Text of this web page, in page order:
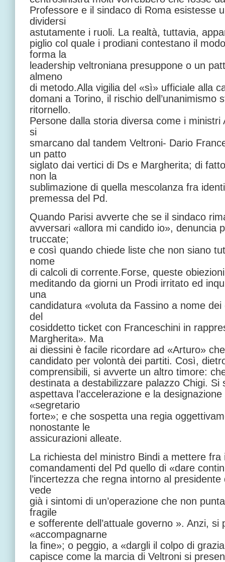
Professore e il sindaco di Roma esistesse
dividersi
astutamente i ruoli. La realtà, tuttavia,
piglio col quale i prodiani contestano il
forma la
leadership veltroniana presuppone o un
almeno
di metodo.Alla vigilia del «sì» ufficiale alla
domani a Torino, il rischio dell’unanimismo
ritornello.
Persone dalla storia diversa come i ministri
si
smarcano dal tandem Veltroni- Dario
un patto
siglato dai vertici di Ds e Margherita; di
non la
sublimazione di quella mescolanza fra
premessa del Pd.
Quando Parisi avverte che se il sindaco
avversari «allora mi candido io», denuncia
truccate;
e così quando chiede liste che non siano
nome
di calcoli di corrente.Forse, queste
meditando da giorni un Prodi irritato ed
una
candidatura «voluta da Fassino a nome
del
cosiddetto ticket con Franceschini in
Margherita». Ma
ai diessini è facile ricordare ad «Arturo»
candidato per volontà dei partiti. Così,
comprensibili, si avverte un altro timore:
destinata a destabilizzare palazzo Chigi. Si
aspettava l’accelerazione e la
«segretario
forte»; e che sospetta una regia
nonostante le
assicurazioni alleate.
La richiesta del ministro Bindi a mettere fra
comandamenti del Pd quello di «dare
l’incertezza che regna intorno al
vede
già i sintomi di un’operazione che non
fragile
e sofferente dell’attuale governo ». Anzi, si
«accompagnarne
la fine»; o peggio, a «dargli il colpo di
capisce come la marcia di Veltroni si